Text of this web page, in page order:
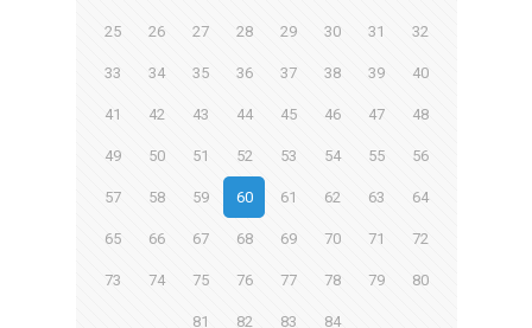
25 26 27 28 29 30 31 32
33 34 35 36 37 38 39 40
41 42 43 44 45 46 47 48
49 50 51 52 53 54 55 56
57 58 59 60 61 62 63 64
65 66 67 68 69 70 71 72
73 74 75 76 77 78 79 80
81 82 83 84